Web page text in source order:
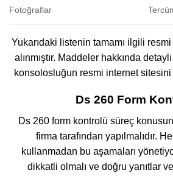
Fotoğraflar
Yukarıdaki listenin tamamı ilgili
alınmıştır. Maddeler hakkında
konsolosluğun resmi internet
Ds 260 Form
Ds 260 form kontrolü süreç
firma tarafından yapılmalıdır.
kullanmadan bu aşamaları
dikkatli olmalı ve doğru yanıtlar